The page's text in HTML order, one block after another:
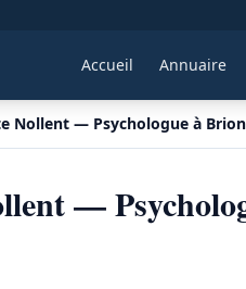
Accueil Annuaire
Nollent — Psychologue à
—